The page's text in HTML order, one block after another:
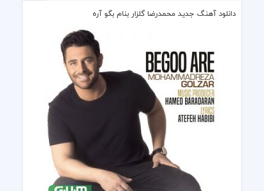
دانلود آهنگ جدید محمدرضا گلزار بنام بگو آره